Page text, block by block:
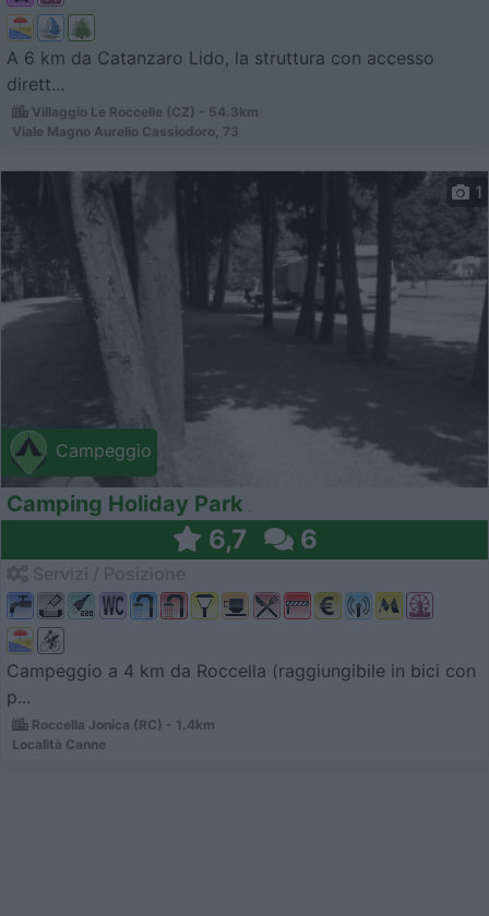
A 6 km da Catanzaro Lido, la struttura con accesso
dirett...
Villaggio Le Roccelle (CZ) - 54.3km
Viale Magno Aurelio Cassiodoro, 73
Campeggio
1
Camping Holiday Park
6,7 6
Campeggio a 4 km da Roccella (raggiungibile in bici con
p...
Roccella Jonica (RC) - 1.4km
Località Canne